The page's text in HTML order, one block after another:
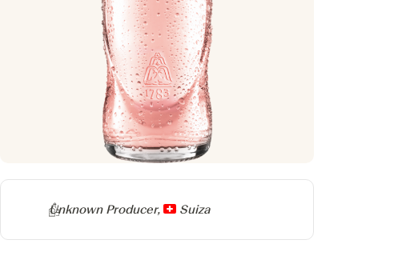
Producer
Unknown Producer, Suiza